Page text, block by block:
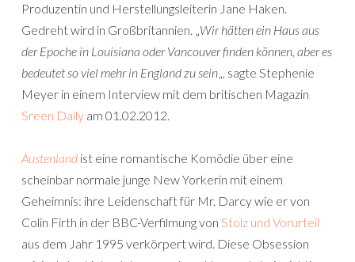
Produzentin und Herstellungsleiterin Jane Haken.
Gedreht wird in Großbritannien. „Wir hätten ein Haus aus
der Epoche in Louisiana oder Vancouver finden können, aber es
bedeutet so viel mehr in England zu sein„, sagte Stephenie
Meyer in einem Interview mit dem britischen Magazin
Sreen Daily am 01.02.2012.
Austenland ist eine romantische Komödie über eine
scheinbar normale junge New Yorkerin mit einem
Geheimnis: ihre Leidenschaft für Mr. Darcy wie er von
Colin Firth in der BBC-Verfilmung von Stolz und Vorurteil
aus dem Jahr 1995 verkörpert wird. Diese Obsession